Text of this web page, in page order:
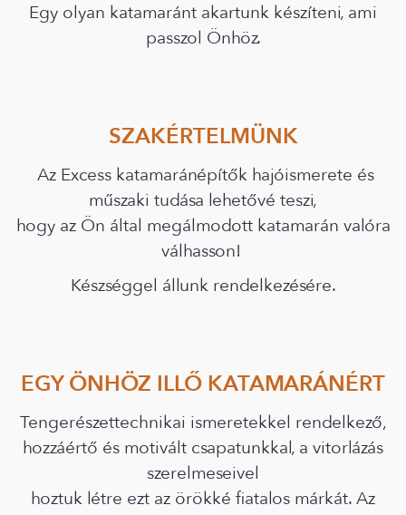
Egy olyan katamaránt akartunk készíteni, ami
passzol Önhöz.
SZAKÉRTELMÜNK
Az Excess katamaránépítők hajóismerete és
műszaki tudása lehetővé teszi,
hogy az Ön által megálmodott katamarán valóra
válhasson!
Készséggel állunk rendelkezésére.
EGY ÖNHÖZ ILLŐ KATAMARÁNÉRT
Tengerészettechnikai ismeretekkel rendelkező,
hozzáértő és motivált csapatunkkal, a vitorlázás
szerelmeseivel
hoztuk létre ezt az örökké fiatalos márkát. Az